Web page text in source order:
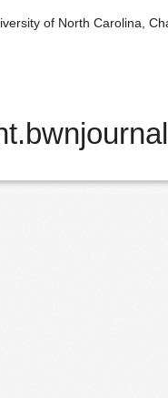
of North Carolina,